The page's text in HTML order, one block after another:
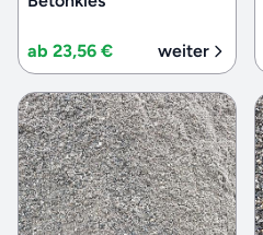
ab 23,56 € weiter